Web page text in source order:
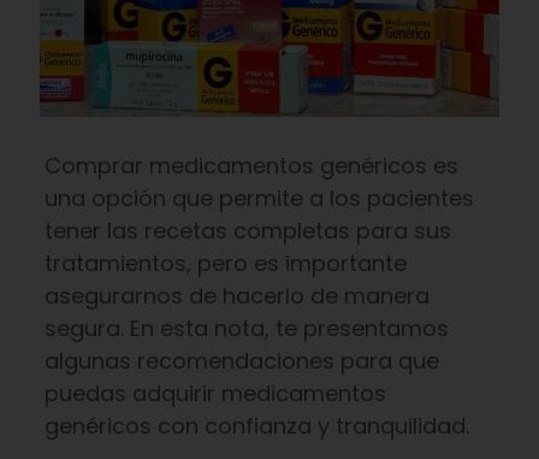
Comprar medicamentos genéricos es
una opción que permite a los pacientes
tener las recetas completas para sus
tratamientos, pero es importante
asegurarnos de hacerlo de manera
segura. En esta nota, te presentamos
algunas recomendaciones para que
puedas adquirir medicamentos
genéricos con confianza y tranquilidad.